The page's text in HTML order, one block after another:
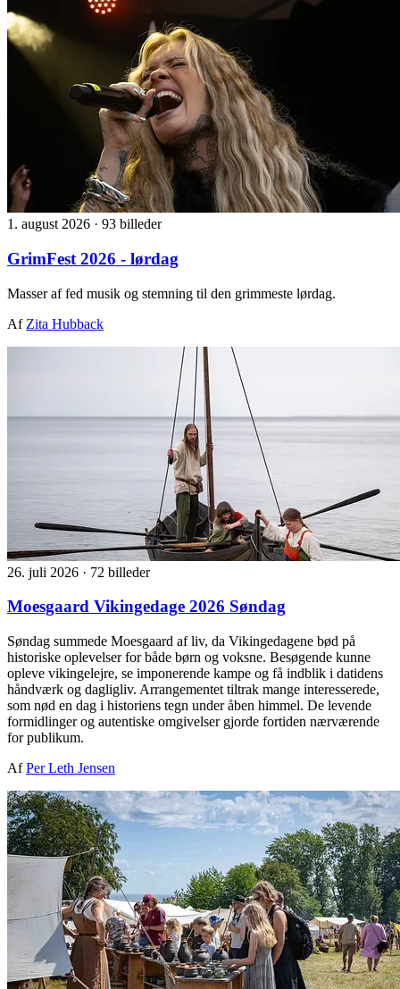
1. august 2026 · 93 billeder
GrimFest 2026 - lørdag
Masser af fed musik og stemning til den grimmeste lørdag.
Af Zita Hubback
26. juli 2026 · 72 billeder
Moesgaard Vikingedage 2026 Søndag
Søndag summede Moesgaard af liv, da Vikingedagene bød på
historiske oplevelser for både børn og voksne. Besøgende kunne
opleve vikingelejre, se imponerende kampe og få indblik i datidens
håndværk og dagligliv. Arrangementet tiltrak mange interesserede,
som nød en dag i historiens tegn under åben himmel. De levende
formidlinger og autentiske omgivelser gjorde fortiden nærværende
for publikum.
AfPer Leth Jensen